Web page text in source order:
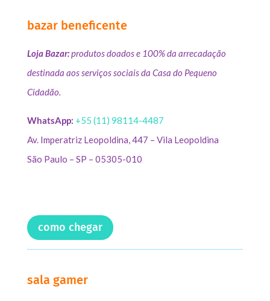
bazar beneficente
Loja Bazar:produtos doados e 100% da arrecadação
destinada aos serviços sociais da Casa do Pequeno
Cidadão.
WhatsApp: +55 (11) 98114-4487
Av. Imperatriz Leopoldina, 447 – Vila Leopoldina
São Paulo – SP – 05305-010
como chegar
sala gamer